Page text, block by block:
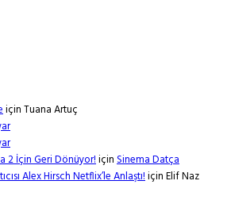
içinTuana Artuç
2 İçin Geri Dönüyor!içinSinema Datça
Alex Hirsch Netflix’le Anlaştı!içinElif Naz